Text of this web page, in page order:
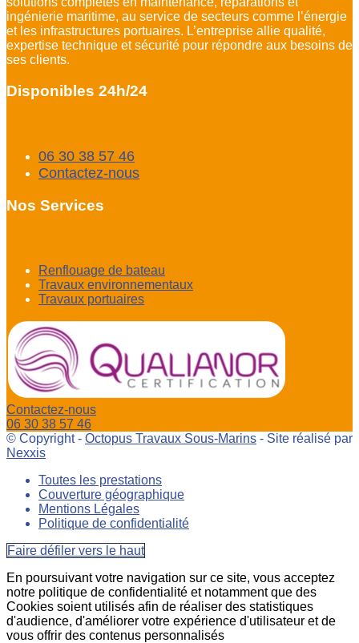
ingénierie maritime, au service de secteurs comme l’énergie
et les infrastructures portuaires. L’entreprise allie qualité,
expertise technique et sécurité pour répondre aux besoins de
ses clients.
Disponibles 24h/24
06 30 38 57 46
Contactez-nous
Nos Services
Renflouage de bateau
Travaux environnementaux
Travaux portuaires
Contactez-nous
06 30 38 57 46
© Copyright - Octopus Travaux Sous-Marins - Site réalisé par
Nexxis
Toutes les prestations
Couverture géographique
Mentions Légales
Politique de confidentialité
Faire défiler vers le haut
En poursuivant votre navigation sur ce site, vous acceptez
notre politique de confidentialité et notamment que des
Cookies soient utilisés afin de réaliser des statistiques
d'audience, d'améliorer votre expérience d'utilisateur et de
vous offrir des contenus personnalisés